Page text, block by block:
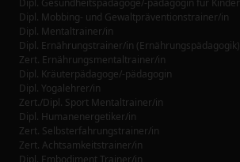
Dipl. Mobbing- und Gewaltpräventionstrainer/in
Dipl. Mentaltrainer/in
Dipl. Ernährungstrainer/in (Ernährungspädagogik)
Zert. Ernährungsmentaltrainer/in
Dipl. Kräuterpädagoge/-pädagogin
Dipl. Yogalehrer/in
Zert./Dipl. Sport Mentaltrainer/in
Dipl. Humanenergetiker/in
Zert. Selbsterfahrungstrainer/in
Zert. Achtsamkeitstrainer/in
Dipl. Embodiment Trainer/in